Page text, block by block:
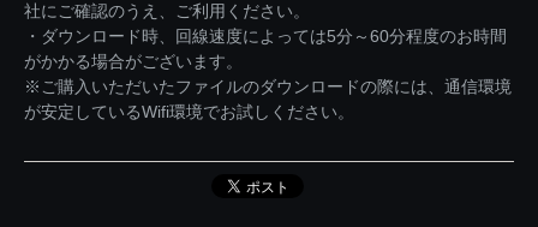
社にご確認のうえ、ご利用ください。
・ダウンロード時、回線速度によっては5分～60分程度のお時間
がかかる場合がございます。
※ご購入いただいたファイルのダウンロードの際には、通信環境
が安定しているWifi環境でお試しください。